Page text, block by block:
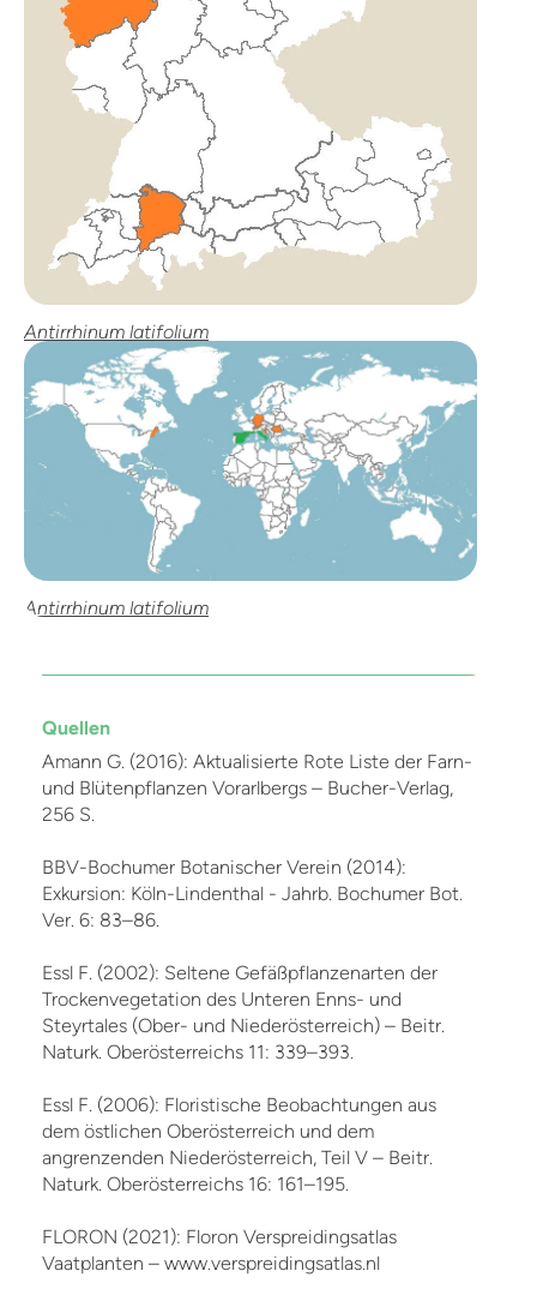
Antirrhinum latifolium
Antirrhinum latifolium
Quellen
Amann G. (2016): Aktualisierte Rote Liste der Farn-
und Blütenpflanzen Vorarlbergs – Bucher-Verlag,
256 S.
BBV-Bochumer Botanischer Verein (2014):
Exkursion: Köln-Lindenthal - Jahrb. Bochumer Bot.
Ver. 6: 83–86.
Essl F. (2002): Seltene Gefäßpflanzenarten der
Trockenvegetation des Unteren Enns- und
Steyrtales (Ober- und Niederösterreich) – Beitr.
Naturk. Oberösterreichs 11: 339–393.
Essl F. (2006): Floristische Beobachtungen aus
dem östlichen Oberösterreich und dem
angrenzenden Niederösterreich, Teil V – Beitr.
Naturk. Oberösterreichs 16: 161–195.
FLORON (2021): Floron Verspreidingsatlas
Vaatplanten – www.verspreidingsatlas.nl